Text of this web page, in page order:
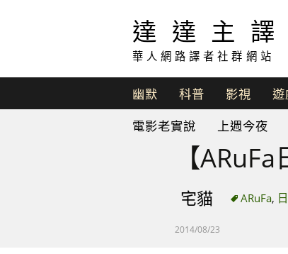
達達主譯
華人網路譯者社群網站
幽默
脫
口
科普 影視 遊
電影老實說 上週今夜
【
宅貓 ARuFa,
2014/08/23